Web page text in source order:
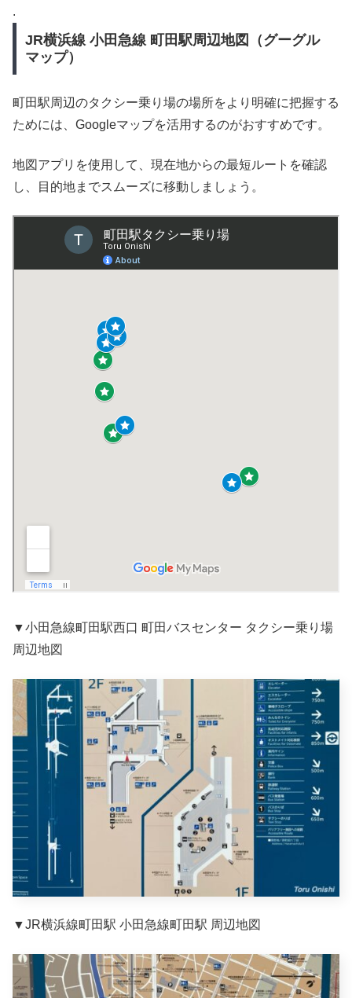
.
JR横浜線 小田急線 町田駅周辺地図（グーグル
マップ）
町田駅周辺のタクシー乗り場の場所をより明確に把握する
ためには、Googleマップを活用するのがおすすめです。
地図アプリを使用して、現在地からの最短ルートを確認
し、目的地までスムーズに移動しましょう。
▼小田急線町田駅西口 町田バスセンター タクシー乗り場
周辺地図
▼JR横浜線町田駅 小田急線町田駅 周辺地図